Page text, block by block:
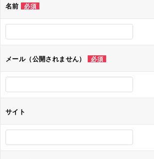
シ
名前 必須
メール（公開されません） 必須
サイト